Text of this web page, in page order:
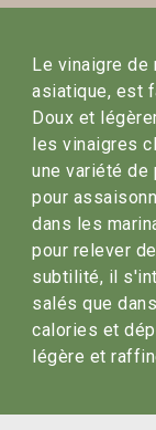
Le vinaigre de
asiatique, est
Doux et
les vinaigres
une variété de
pour
dans les
pour relever
subtilité, il
salés que
calories et
légère et